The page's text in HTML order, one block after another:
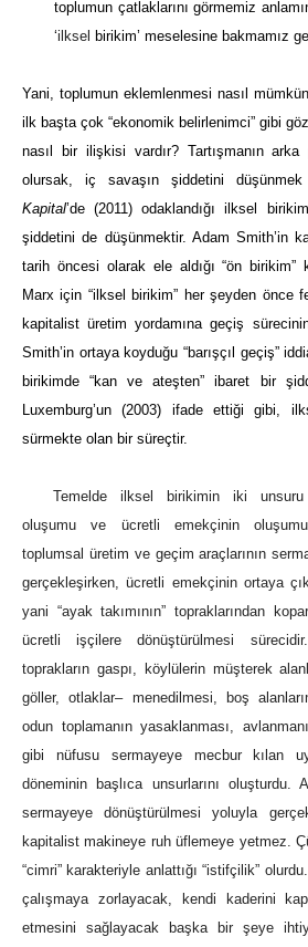
toplumun çatlaklarını görmemiz
‘ilksel birikim’ meselesine bakmamız
Yani, toplumun eklemlenmesi nasıl
ilk başta çok “ekonomik belirlenimci” gibi
nasıl bir ilişkisi vardır? Tartışmanın
olursak, iç savaşın şiddetini düşünmek
Kapital’de (2011) odaklandığı ilksel
şiddetini de düşünmektir. Adam Smith’in
tarih öncesi olarak ele aldığı “ön birikim”
Marx için “ilksel birikim” her şeyden önce
kapitalist üretim yordamına geçiş
Smith’in ortaya koyduğu “barışçıl geçiş”
birikimde “kan ve ateşten” ibaret bir
Luxemburg’un (2003) ifade ettiği gibi,
sürmekte olan bir süreçtir.
Temelde ilksel birikimin iki unsuru
oluşumu ve ücretli emekçinin
toplumsal üretim ve geçim araçlarının
gerçekleşirken, ücretli emekçinin ortaya
yani “ayak takımının” topraklarından
ücretli işçilere dönüştürülmesi
toprakların gaspı, köylülerin müşterek
göller, otlaklar– menedilmesi, boş
odun toplamanın yasaklanması,
gibi nüfusu sermayeye mecbur kılan
döneminin başlıca unsurlarını oluşturdu.
sermayeye dönüştürülmesi yoluyla
kapitalist makineye ruh üflemeye yetmez.
“cimri” karakteriyle anlattığı “istifçilik”
çalışmaya zorlayacak, kendi kaderini
etmesini sağlayacak başka bir şeye